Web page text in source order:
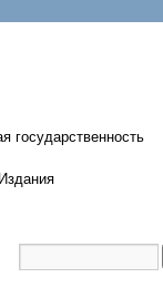
государственность
Издания